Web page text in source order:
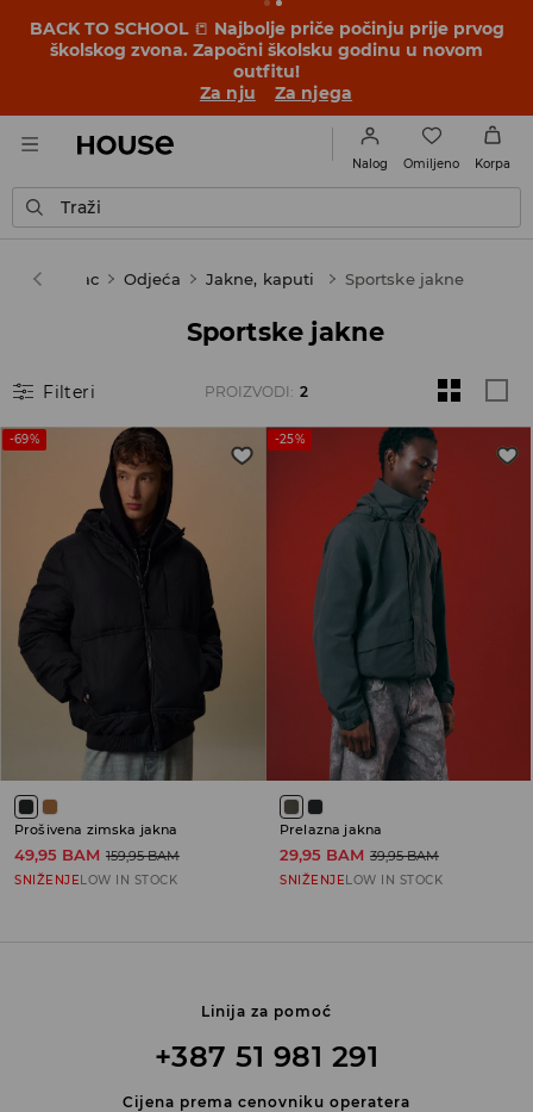
BACK TO SCHOOL 📒 Najbolje priče počinju prije prvog
školskog zvona. Započni školsku godinu u novom
outfitu!
Za nju
Za njega
Nalog Omiljeno Korpa
Traži
Muškarac Odjeća Jakne, kaputi Sportske jakne
Sportske jakne
Filteri PROIZVODI : 2
-69%
Prošivena zimska jakna
49,95 BAM 159,95 BAM
SNIŽENJELOW IN STOCK
-25%
Prelazna jakna
29,95 BAM 39,95 BAM
SNIŽENJELOW IN STOCK
Linija za pomoć
+387 51 981 291
Cijena prema cenovniku operatera